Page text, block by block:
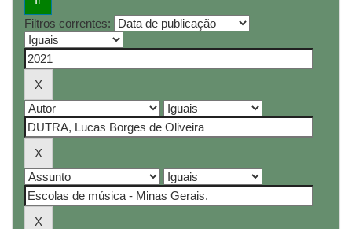
Filtros correntes: